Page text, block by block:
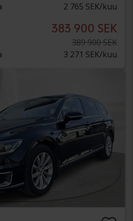
2 765 SEK/kuu
383 900 SEK
389 900 SEK
3 271 SEK/kuu